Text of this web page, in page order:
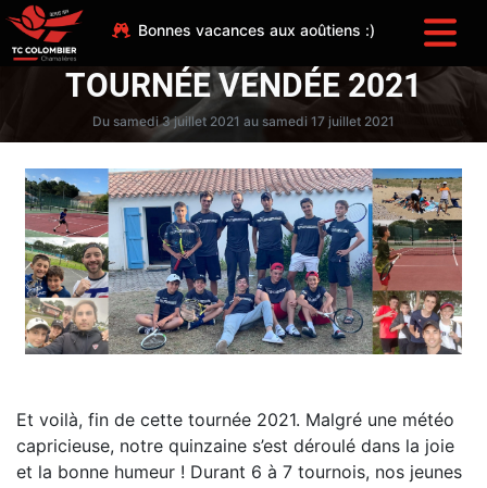
Bonnes vacances aux aoûtiens :)
TOURNÉE VENDÉE 2021
Du samedi 3 juillet 2021 au samedi 17 juillet 2021
Et voilà, fin de cette tournée 2021. Malgré une météo
capricieuse, notre quinzaine s’est déroulé dans la joie
et la bonne humeur ! Durant 6 à 7 tournois, nos jeunes